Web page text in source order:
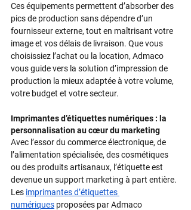
Ces équipements permettent d’absorber des
pics de production sans dépendre d’un
fournisseur externe, tout en maîtrisant votre
image et vos délais de livraison.​ Que vous
choisissiez l’achat ou la location, Admaco
vous guide vers la solution d’impression de
production la mieux adaptée à votre volume,
votre budget et votre secteur.​
Imprimantes d’étiquettes numériques : la
personnalisation au cœur du marketing
Avec l’essor du commerce électronique, de
l’alimentation spécialisée, des cosmétiques
ou des produits artisanaux, l’étiquette est
devenue un support marketing à part entière.​
Les imprimantes d’étiquettes
numériques proposées par Admaco